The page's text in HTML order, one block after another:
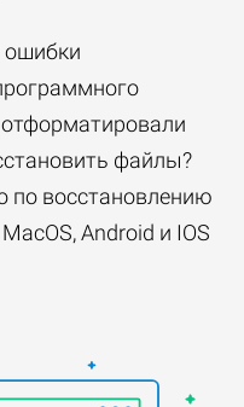
файлы?
по восстановлению
Android и IOS